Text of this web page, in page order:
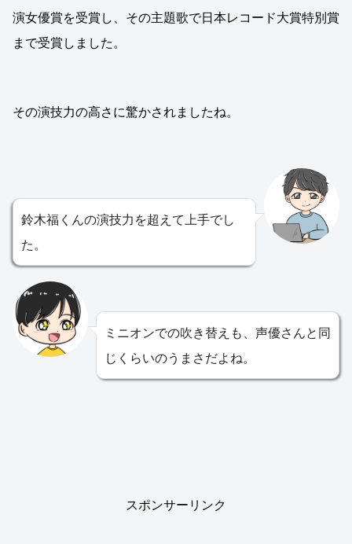
演女優賞を受賞し、その主題歌で日本レコード大賞特別賞
まで受賞しました。
その演技力の高さに驚かされましたね。
鈴木福くんの演技力を超えて上手でし
た。
ミニオンでの吹き替えも、声優さんと同
じくらいのうまさだよね。
スポンサーリンク